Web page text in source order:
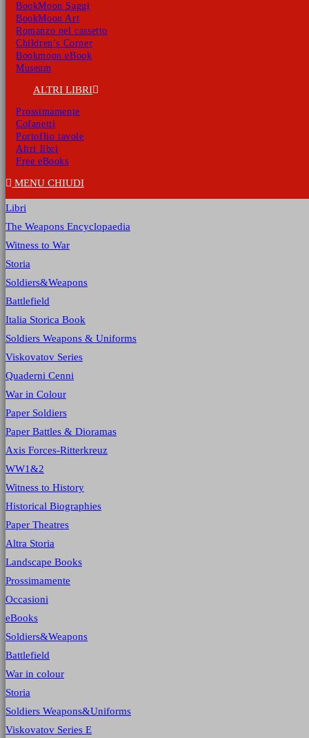
BookMoon Saggi
BookMoon Art
Romanzo nel cassetto
Children’s Corner
Bookmoon eBook
Museum
ALTRI LIBRI
Prossimamente
Cofanetti
Portoflio tavole
Altri libri
Free eBooks
MENU CHIUDI
Libri
The Weapons Encyclopaedia
Witness to War
Storia
Soldiers&Weapons
Battlefield
Italia Storica Book
Soldiers Weapons & Uniforms
Viskovatov Series
Quaderni Cenni
War in Colour
Paper Soldiers
Paper Battles & Dioramas
Axis Forces-Ritterkreuz
WW1&2
Witness to History
Historical Biographies
Paper Theatres
Altra Storia
Landscape Books
Prossimamente
Occasioni
eBooks
Soldiers&Weapons
Battlefield
War in colour
Storia
Soldiers Weapons&Uniforms
Viskovatov Series E